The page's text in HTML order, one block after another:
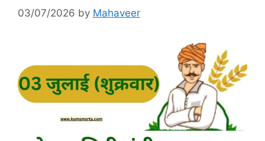
03/07/2026 by Mahaveer